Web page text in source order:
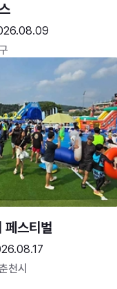
페스티벌
천시